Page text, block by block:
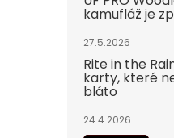
kamufláž je
27.5.2026
Rite in the
karty, které
bláto
24.4.2026